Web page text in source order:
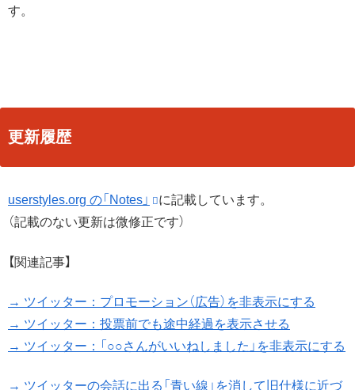
す。
更新履歴
userstyles.org の「Notes」
に記載しています。
（記載のない更新は微修正です）
【関連記事】
→ ツイッター：プロモーション（広告）を非表示にする
→ ツイッター：投票前でも途中経過を表示させる
→ ツイッター：「○○さんがいいねしました」を非表示にする
→ ツイッターの会話に出る「青い線」を消して旧仕様に近づ